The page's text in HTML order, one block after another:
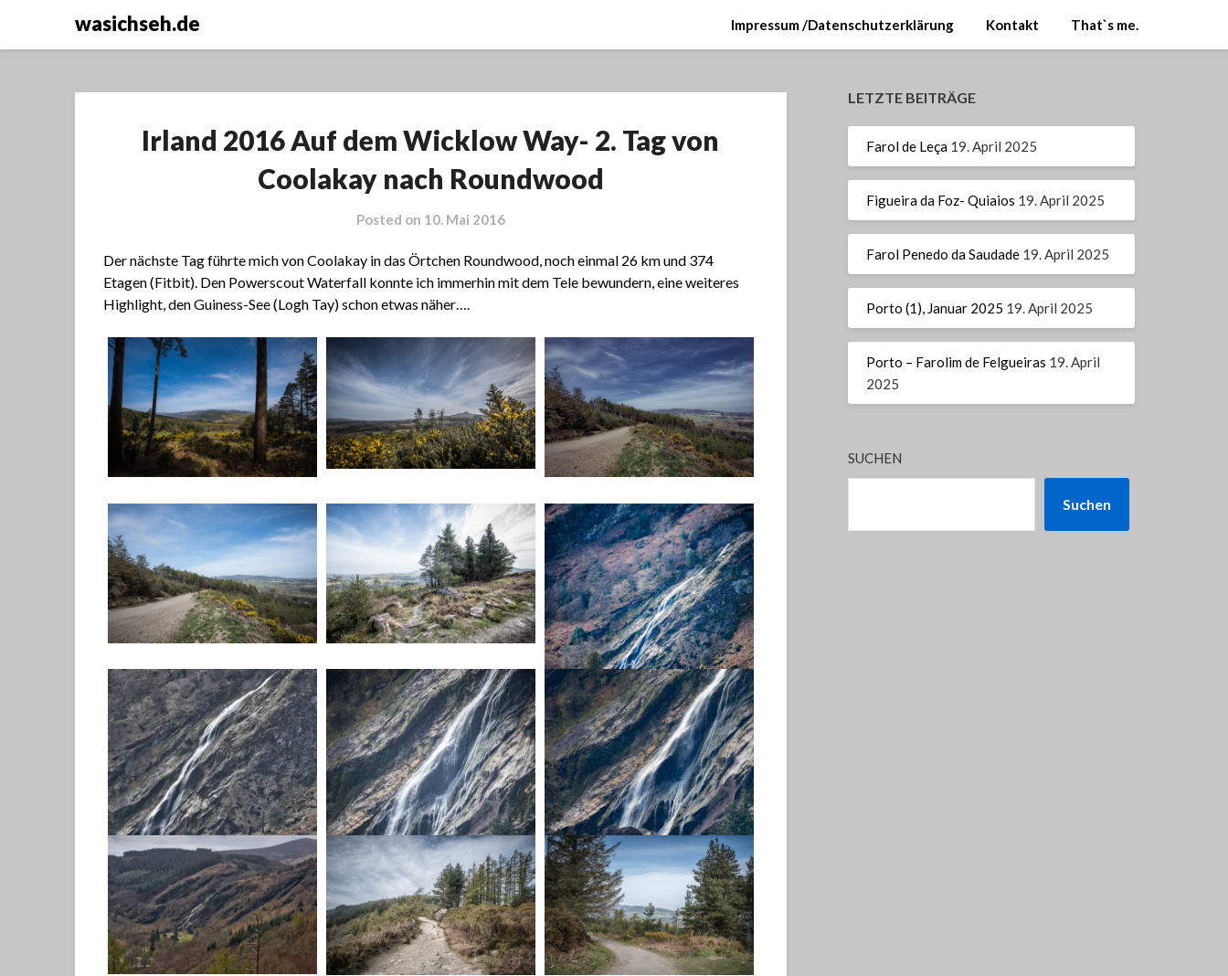
wasichseh.de Impressum /Datenschutzerklärung Kontakt That`s me.
Irland 2016 Auf dem Wicklow Way- 2. Tag von
Coolakay nach Roundwood
Posted on 10. Mai 2016
Der nächste Tag führte mich von Coolakay in das Örtchen Roundwood, noch einmal 26 km und 374
Etagen (Fitbit). Den Powerscout Waterfall konnte ich immerhin mit dem Tele bewundern, eine weiteres
Highlight, den Guiness-See (Logh Tay) schon etwas näher….
LETZTE BEITRÄGE
Farol de Leça 19. April 2025
Figueira da Foz- Quiaios 19. April 2025
Farol Penedo da Saudade 19. April 2025
Porto (1), Januar 2025 19. April 2025
Porto – Farolim de Felgueiras 19. April
2025
SUCHEN
Suchen